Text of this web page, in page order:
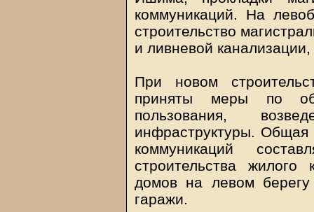
коммуникаций. На
строительство
и ливневой
При новом
приняты меры по
пользования,
инфраструктуры. Общая
коммуникаций
строительства
домов на левом
гаражи.